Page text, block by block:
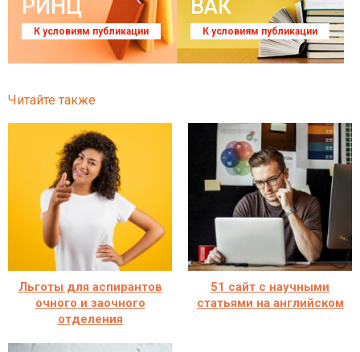
РИНЦ
К условиям публикации
ВАК
К условиям публикации
Читайте также
Льготы для аспирантов
очного и заочного
отделения
51 сайт с научными
статьями на английском